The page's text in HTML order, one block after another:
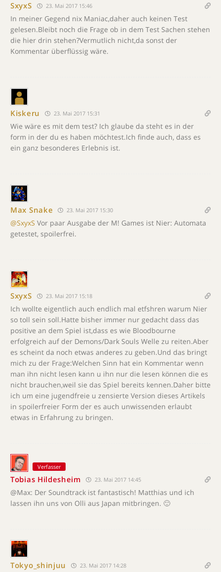
SxyxS 23. Mai 2017 15:46
In meiner Gegend nix Maniac,daher auch keinen Test
gelesen.Bleibt noch die Frage ob in dem Test Sachen stehen
die hier drin stehen?Vermutlich nicht,da sonst der
Kommentar überflüssig wäre.
Kiskeru 23. Mai 2017 15:31
Wie wäre es mit dem test? Ich glaube da steht es in der
form in der du es haben möchtest.Ich finde auch, dass es
ein ganz besonderes Erlebnis ist.
Max Snake 23. Mai 2017 15:30
@SxyxS Vor paar Ausgabe der M! Games ist Nier: Automata
getestet, spoilerfrei.
SxyxS 23. Mai 2017 15:18
Ich wollte eigentlich auch endlich mal etfshren warum Nier
so toll sein soll.Hatte bisher immer nur gedacht dass das
positive an dem Spiel ist,dass es wie Bloodbourne
erfolgreich auf der Demons/Dark Souls Welle zu reiten.Aber
es scheint da noch etwas anderes zu geben.Und das bringt
mich zu der Frage:Welchen Sinn hat ein Kommentar wenn
man ihn nicht lesen kann u ihn nur die lesen können die es
nicht brauchen,weil sie das Spiel bereits kennen.Daher bitte
ich um eine jugendfreie u zensierte Version dieses Artikels
in spoilerfreier Form der es auch unwissenden erlaubt
etwas in Erfahrung zu bringen.
Verfasser
Tobias Hildesheim 23. Mai 2017 14:45
@Max: Der Soundtrack ist fantastisch! Matthias und ich
lassen ihn uns von Olli aus Japan mitbringen. 🙂
Tokyo_shinjuu 23. Mai 2017 14:28